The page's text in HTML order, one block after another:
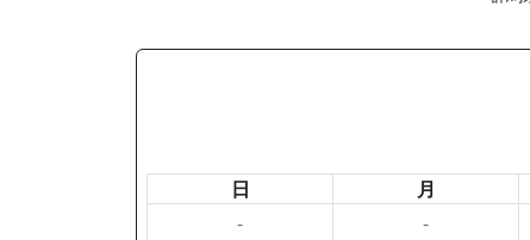
日 月
-
-